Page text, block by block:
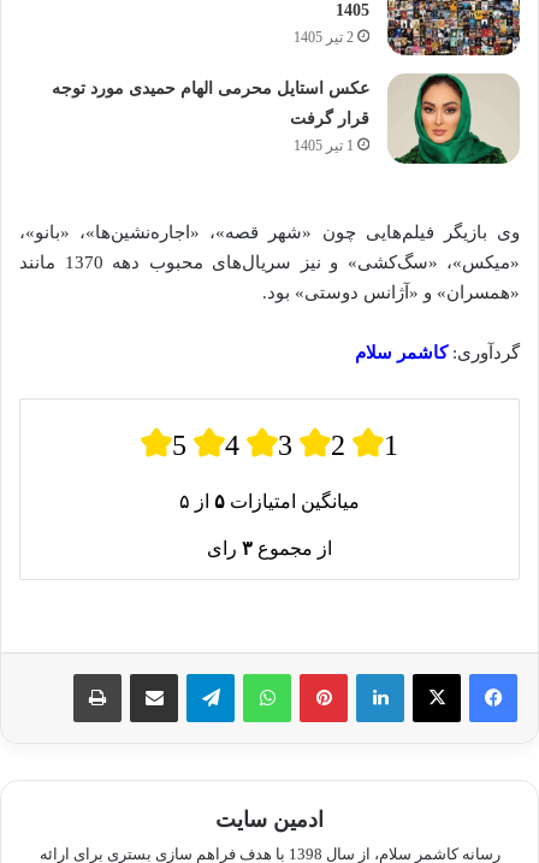
1405
2 تیر 1405
عکس استایل محرمی الهام حمیدی مورد توجه
قرار گرفت
1 تیر 1405
وی بازیگر فیلم‌هایی چون «شهر قصه»، «اجاره‌نشین‌ها»، «بانو»،
«میکس»، «سگ‌کشی» و نیز سریال‌های محبوب دهه 1370 مانند
«همسران» و «آژانس دوستی» بود.
گردآوری:کاشمر سلام
5 4 3 2 1
میانگین امتیازات ۵ از ۵
از مجموع ۳ رای
لینکدین پینترستواتس آپ تلگرام اشتراک گذاری از طریق ایمیل چاپ
ادمین سایت
رسانه کاشمر سلام، از سال 1398 با هدف فراهم سازی بستری برای ارائه